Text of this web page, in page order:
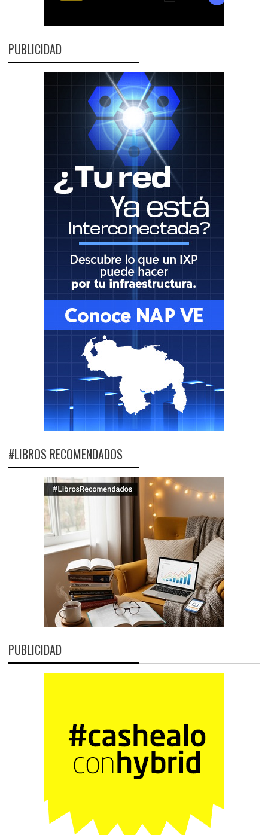
PUBLICIDAD
#LIBROS RECOMENDADOS
PUBLICIDAD